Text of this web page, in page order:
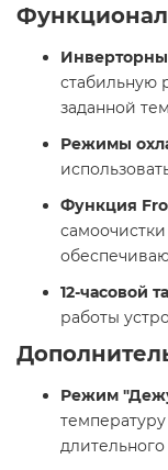
стабильную
заданной
Режимы
Функция
12-часовой
работы
Режим
температуру
длительного